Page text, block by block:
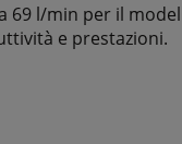
69 l/min per il
e prestazioni.